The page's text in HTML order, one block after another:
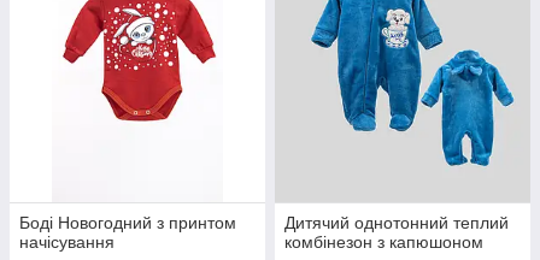
Боді Новогодний з принтом
начісування
Дитячий однотонний теплий
комбінезон з капюшоном